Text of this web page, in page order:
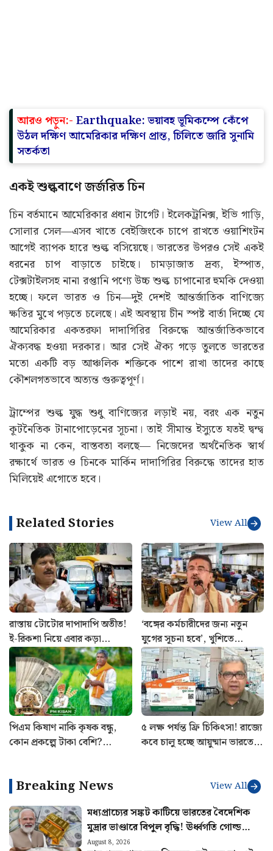
চিন বর্তমানে আমেরিকার প্রধান টার্গেট। ইলেকট্রনিক্স, ইভি গাড়ি,
সোলার সেল—এসব খাতে বেইজিংকে চাপে রাখতে ওয়াশিংটন
আগেই ব্যাপক হারে শুল্ক বসিয়েছে। ভারতের উপরও সেই একই
ধরনের চাপ বাড়াতে চাইছে। চামড়াজাত দ্রব্য, ইস্পাত,
টেক্সটাইলসহ নানা রপ্তানি পণ্যে উচ্চ শুল্ক চাপানোর হুমকি দেওয়া
হচ্ছে। ফলে ভারত ও চিন—দুই দেশই আন্তর্জাতিক বাণিজ্যে
ক্ষতির মুখে পড়তে চলেছে। এই অবস্থায় চীন স্পষ্ট বার্তা দিচ্ছে যে
আমেরিকার একতরফা দাদাগিরির বিরুদ্ধে আন্তর্জাতিকভাবে
ঐক্যবদ্ধ হওয়া দরকার। আর সেই ঐক্য গড়ে তুলতে ভারতের
মতো একটি বড় আঞ্চলিক শক্তিকে পাশে রাখা তাদের কাছে
কৌশলগতভাবে অত্যন্ত গুরুত্বপূর্ণ।
ট্রাম্পের শুল্ক যুদ্ধ শুধু বাণিজ্যের লড়াই নয়, বরং এক নতুন
কূটনৈতিক টানাপোড়েনের সূচনা। তাই সীমান্ত ইস্যুতে যতই দ্বন্দ্ব
থাকুক না কেন, বাস্তবতা বলছে— নিজেদের অর্থনৈতিক স্বার্থ
রক্ষার্থে ভারত ও চিনকে মার্কিন দাদাগিরির বিরুদ্ধে তাদের হাত
মিলিয়েই এগোতে হবে।
Related Stories View All
রাস্তায় টোটোর দাপাদাপি অতীত!
ই-রিকশা নিয়ে এবার কড়া
পদক্ষেপ পরিবহণ দফতরের
যুগের সূচনা হবে’, খুশিতে
আত্মহারা সরকারি কর্মচারীরা
পিএম কিষাণ নাকি কৃষক বন্ধু,
কোন প্রকল্পে টাকা বেশি?
কোনটায় বেশি সুবিধা জানুন
৫ লক্ষ পর্যন্ত ফ্রি চিকিৎসা! রাজ্যে
কবে চালু হচ্ছে আয়ুষ্মান ভারতের
পরিষেবা? জানালেন স্বাস্থ্যমন্ত্রী
Breaking News View All
মধ্যপ্রাচ্যের সঙ্কট কাটিয়ে ভারতের বৈদেশিক
মুদ্রার ভাণ্ডারে বিপুল বৃদ্ধি! ঊর্ধ্বগতি গোল্ড
রিজার্ভেও
August 8, 2026
ভাত গলে পাক হয়ে গিয়েছে, নষ্ট হবে না, এই ৩
রাম মন্দিরে টাকা গোনার ক্ষেত্রে সামান্য
হল অডিট রিপোর্টে?
August 8, 2026
ছোট ব্যবসায়ীদের জন্য বিরাট উদ্যোগ! যাদবপুর
স্টেশনে তৈরি হবে শপিং হাব, ঘোষণা রেলের